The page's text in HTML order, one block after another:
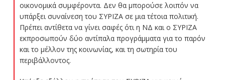
οικονομικά συμφέροντα. Δεν θα μπορούσε λοιπόν να
υπάρξει συναίνεση του ΣΥΡΙΖΑ σε μια τέτοια πολιτική.
Πρέπει αντίθετα να γίνει σαφές ότι η ΝΔ και ο ΣΥΡΙΖΑ
εκπροσωπούν δύο αντίπαλα προγράμματα για το παρόν
και το μέλλον της κοινωνίας, και τη σωτηρία του
περιβάλλοντος.